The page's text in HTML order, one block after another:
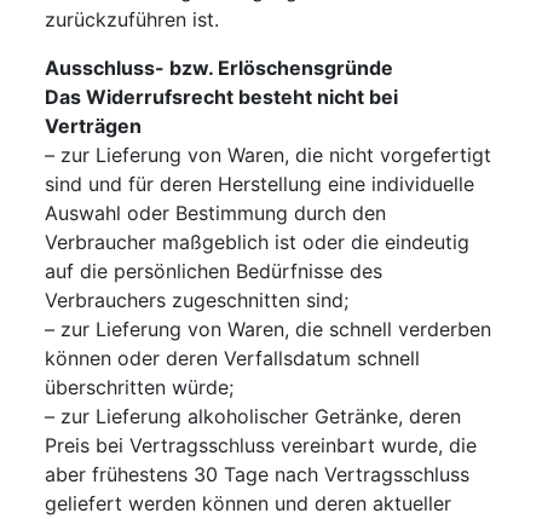
zurückzuführen ist.
Ausschluss- bzw. Erlöschensgründe
Das Widerrufsrecht besteht nicht bei
Verträgen
– zur Lieferung von Waren, die nicht vorgefertigt
sind und für deren Herstellung eine individuelle
Auswahl oder Bestimmung durch den
Verbraucher maßgeblich ist oder die eindeutig
auf die persönlichen Bedürfnisse des
Verbrauchers zugeschnitten sind;
– zur Lieferung von Waren, die schnell verderben
können oder deren Verfallsdatum schnell
überschritten würde;
– zur Lieferung alkoholischer Getränke, deren
Preis bei Vertragsschluss vereinbart wurde, die
aber frühestens 30 Tage nach Vertragsschluss
geliefert werden können und deren aktueller